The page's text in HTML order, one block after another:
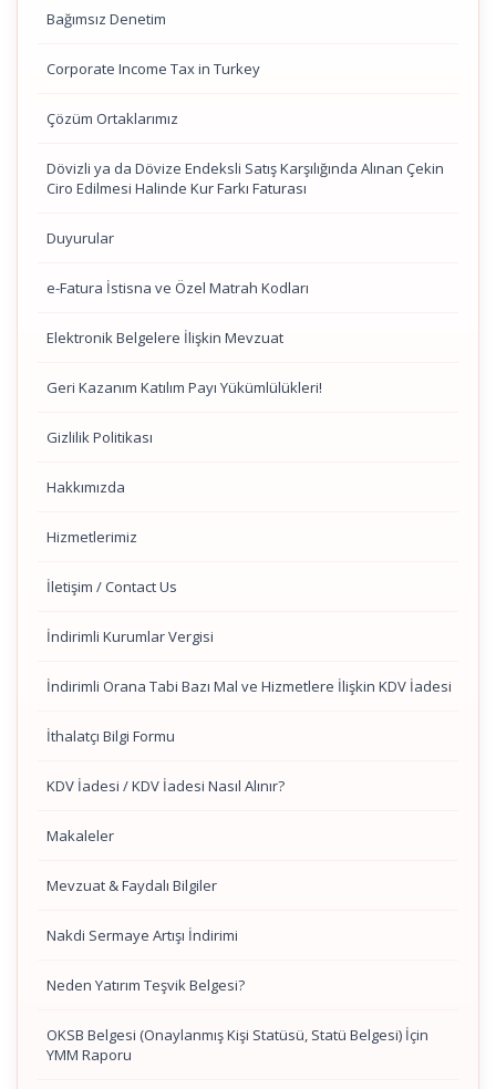
Bağımsız Denetim
Corporate Income Tax in Turkey
Çözüm Ortaklarımız
Dövizli ya da Dövize Endeksli Satış Karşılığında Alınan Çekin
Ciro Edilmesi Halinde Kur Farkı Faturası
Duyurular
e-Fatura İstisna ve Özel Matrah Kodları
Elektronik Belgelere İlişkin Mevzuat
Geri Kazanım Katılım Payı Yükümlülükleri!
Gizlilik Politikası
Hakkımızda
Hizmetlerimiz
İletişim / Contact Us
İndirimli Kurumlar Vergisi
İndirimli Orana Tabi Bazı Mal ve Hizmetlere İlişkin KDV İadesi
İthalatçı Bilgi Formu
KDV İadesi / KDV İadesi Nasıl Alınır?
Makaleler
Mevzuat & Faydalı Bilgiler
Nakdi Sermaye Artışı İndirimi
Neden Yatırım Teşvik Belgesi?
OKSB Belgesi (Onaylanmış Kişi Statüsü, Statü Belgesi) İçin
YMM Raporu